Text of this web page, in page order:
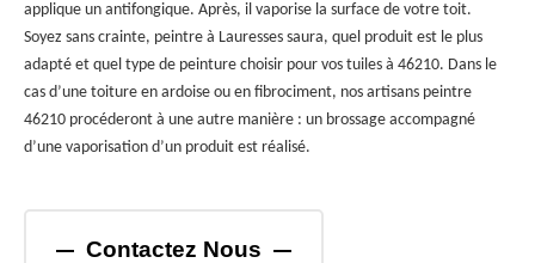
applique un antifongique. Après, il vaporise la surface de votre toit.
Soyez sans crainte, peintre à Lauresses saura, quel produit est le plus
adapté et quel type de peinture choisir pour vos tuiles à 46210. Dans le
cas d’une toiture en ardoise ou en fibrociment, nos artisans peintre
46210 procéderont à une autre manière : un brossage accompagné
d’une vaporisation d’un produit est réalisé.
Contactez Nous